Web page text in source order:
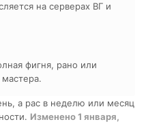
на серверах ВГ и
фигня, рано или
а рас в неделю или месяц
Изменено1 января,